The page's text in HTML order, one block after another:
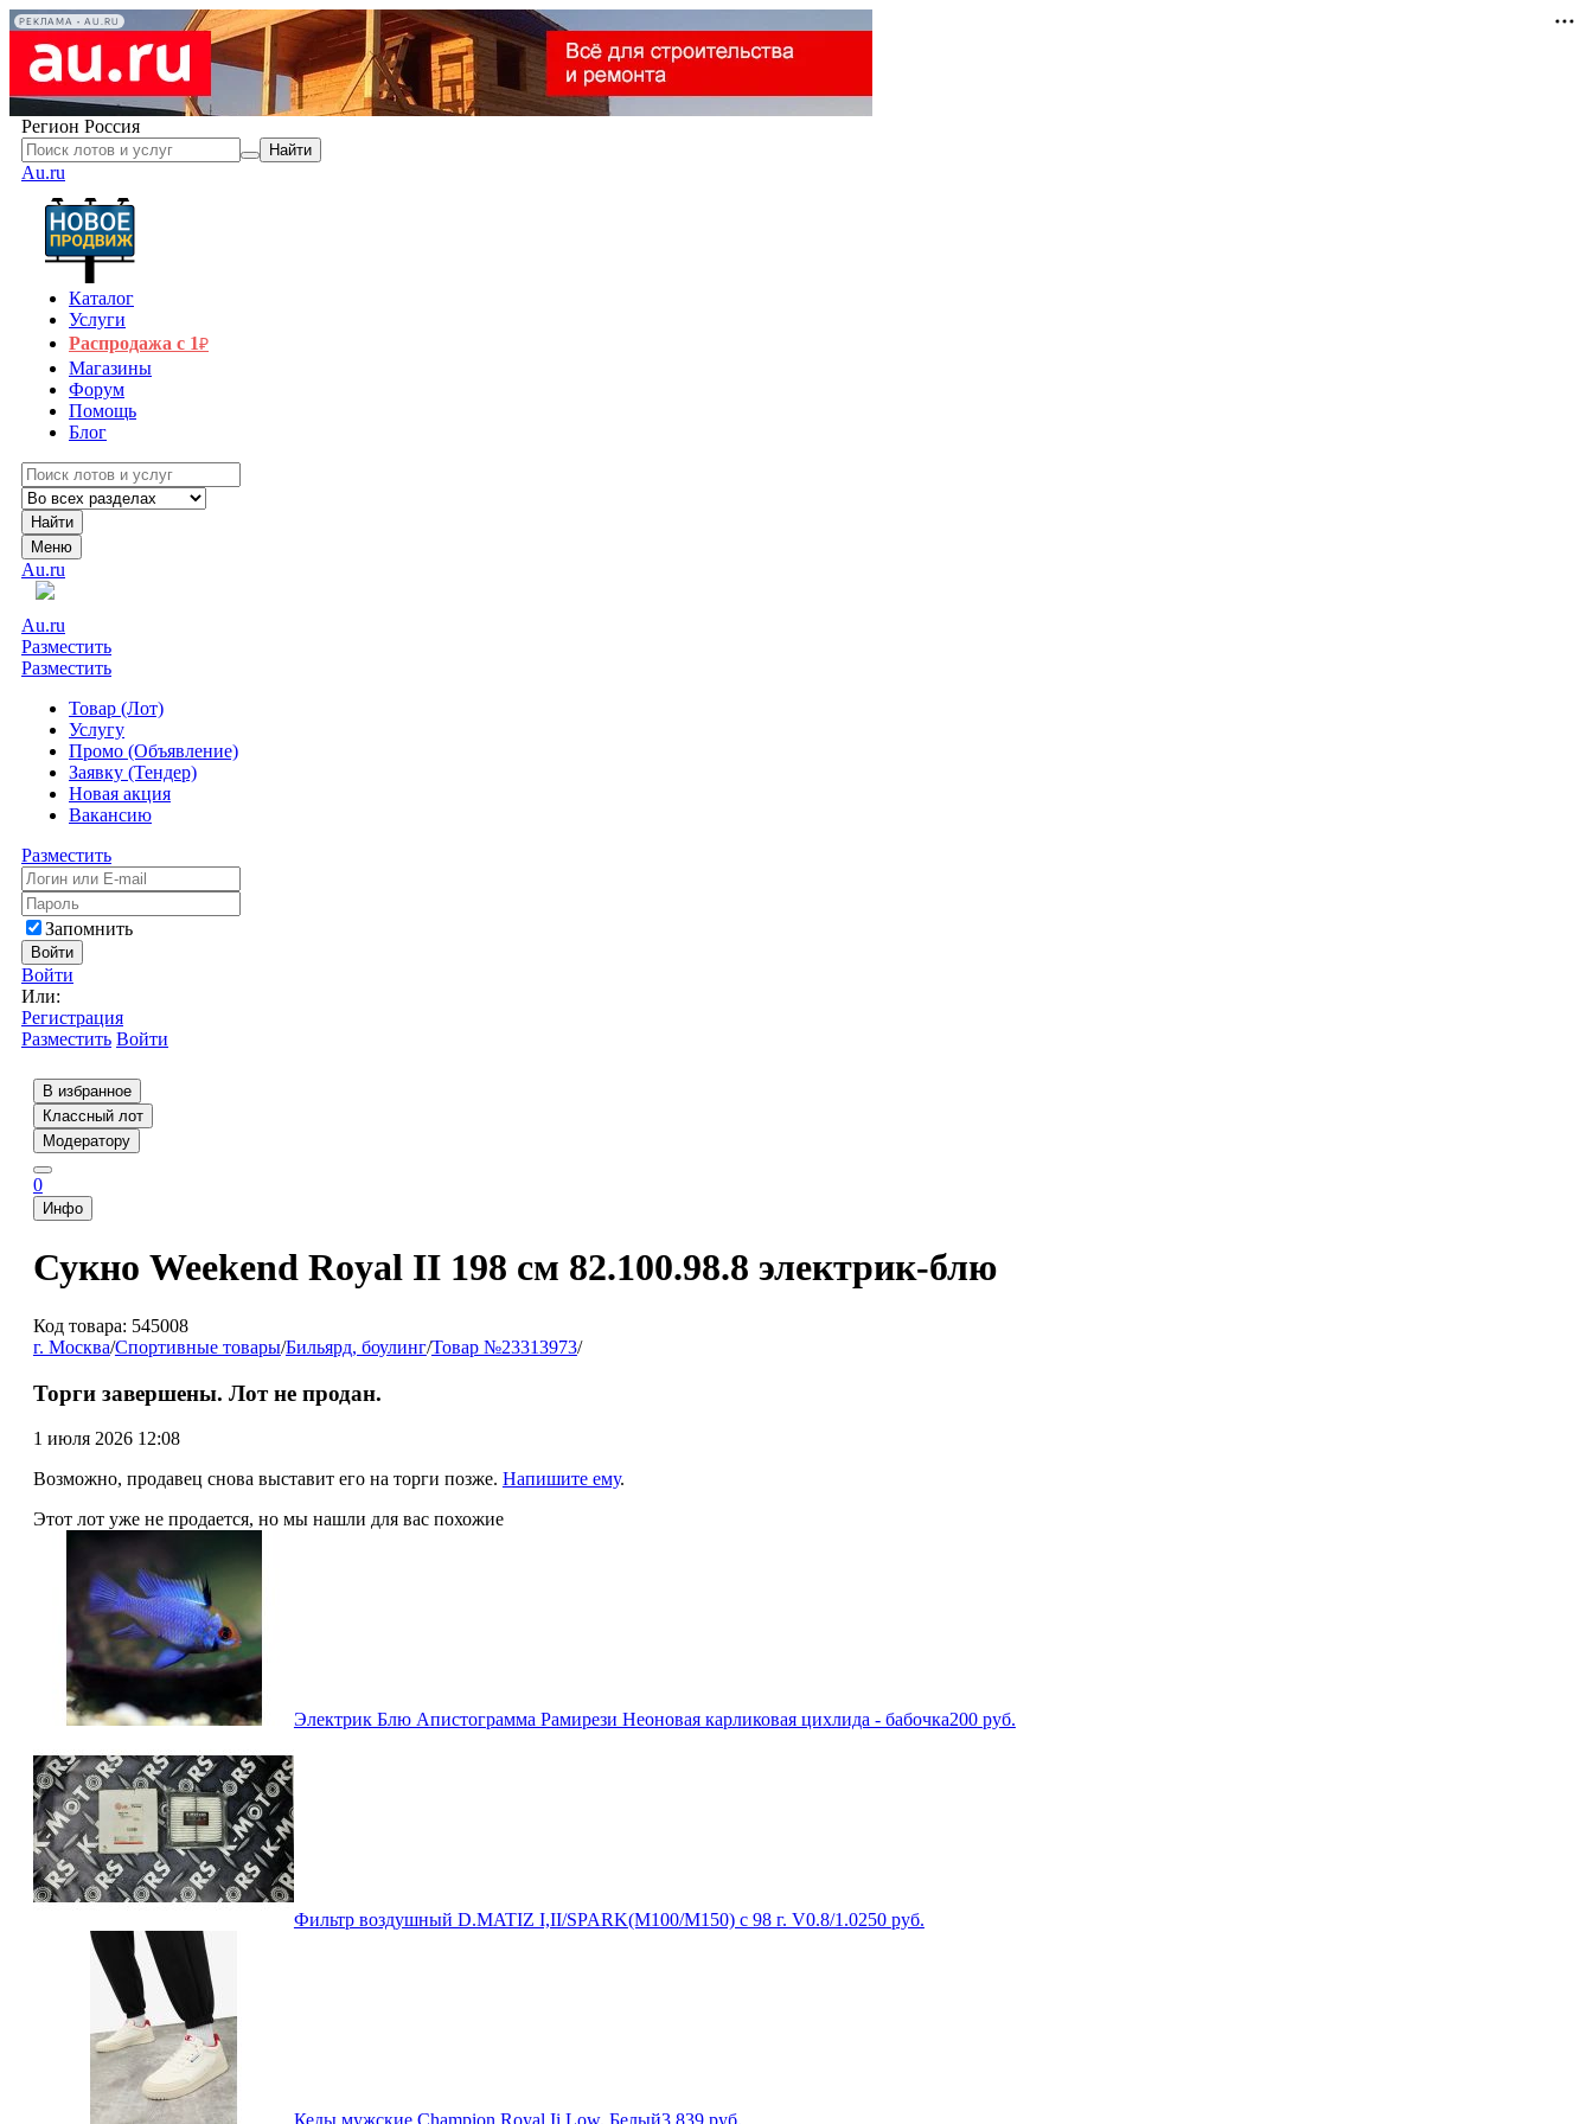
РЕКЛАМА • AU.RU
Регион Россия
Найти
Au.ru
Каталог
Услуги
Распродажа с 1₽
Магазины
Форум
Помощь
Блог
Найти
Меню
Au.ru
Au.ru
Разместить
Разместить
Товар (Лот)
Услугу
Промо (Объявление)
Заявку (Тендер)
Новая акция
Вакансию
Разместить
Запомнить
Войти
Войти
Или:
Регистрация
Разместить Войти
В избранное
Классный лот
Модератору
0
Инфо
Сукно Weekend Royal II 198 см 82.100.98.8 электрик-блю
Код товара: 545008
г. Москва/Спортивные товары/Бильярд, боулинг/Товар №23313973/
Торги завершены. Лот не продан.
1 июля 2026 12:08
Возможно, продавец снова выставит его на торги позже. Напишите ему.
Этот лот уже не продается, но мы нашли для вас похожие
Электрик Блю Апистограмма Рамирези Неоновая карликовая цихлида - бабочка200 руб.
Фильтр воздушный D.MATIZ I,II/SPARK(M100/M150) с 98 г. V0.8/1.0250 руб.